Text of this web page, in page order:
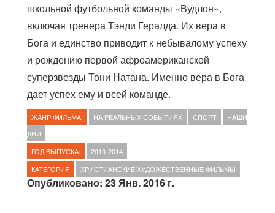
школьной футбольной команды «Вудлон»,
включая тренера Тэнди Гералда. Их вера в
Бога и единство приводит к небывалому успеху
и рождению первой афроамериканской
суперзвезды Тони Натана. Именно вера в Бога
дает успех ему и всей команде.
ЖАНР ФИЛЬМА: НА РЕАЛЬНЫХ СОБЫТИЯХ СПОРТ
НАШИ
ДНИ
ГОД ВЫПУСКА:
2010-2014
КАТЕГОРИЯ
ХРИСТИАНСКИЕ ХУДОЖЕСТВЕННЫЕ ФИЛЬМЫ
Опубликовано: 23 Янв. 2016 г.